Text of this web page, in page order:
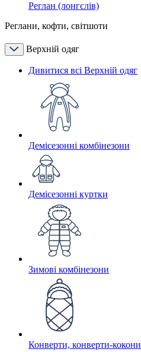
Реглан (лонгслів)
Реглани, кофти, світшоти
Верхній одяг
Дивитися всі Верхній одяг
Демісезонні комбінезони
Демісезонні куртки
Зимові комбінезони
Конверти, конверти-кокони